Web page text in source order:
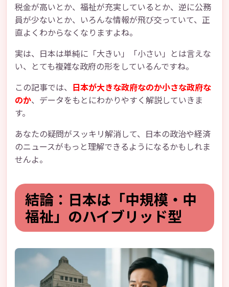
税金が高いとか、福祉が充実しているとか、逆に公務
員が少ないとか、いろんな情報が飛び交っていて、正
直よくわからなくなりますよね。
実は、日本は単純に「大きい」「小さい」とは言えな
い、とても複雑な政府の形をしているんですね。
この記事では、 日本が大きな政府なのか小さな政府な
のか、データをもとにわかりやすく解説していきま
す。
あなたの疑問がスッキリ解消して、日本の政治や経済
のニュースがもっと理解できるようになるかもしれま
せんよ。
結論：日本は「中規模・中
福祉」のハイブリッド型